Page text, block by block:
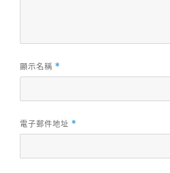
顯示名稱 *
電子郵件地址 *